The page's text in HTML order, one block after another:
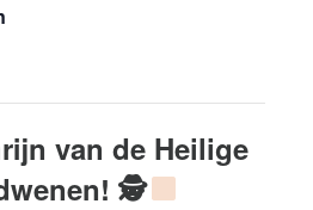
van de Heilige
🕵